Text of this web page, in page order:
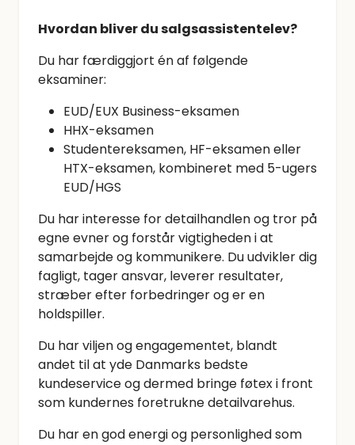
Hvordan bliver du salgsassistentelev?
Du har færdiggjort én af følgende
eksaminer:
EUD/EUX Business-eksamen
HHX-eksamen
Studentereksamen, HF-eksamen eller
HTX-eksamen, kombineret med 5-ugers
EUD/HGS
Du har interesse for detailhandlen og tror på
egne evner og forstår vigtigheden i at
samarbejde og kommunikere. Du udvikler dig
fagligt, tager ansvar, leverer resultater,
stræber efter forbedringer og er en
holdspiller.
Du har viljen og engagementet, blandt
andet til at yde Danmarks bedste
kundeservice og dermed bringe føtex i front
som kundernes foretrukne detailvarehus.
Du har en god energi og personlighed som